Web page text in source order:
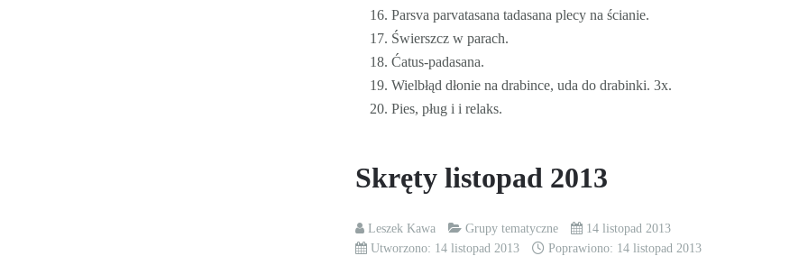
Parsva parvatasana tadasana plecy na ścianie.
Świerszcz w parach.
Ćatus-padasana.
Wielbłąd dłonie na drabince, uda do drabinki. 3x.
Pies, pług i i relaks.
Skręty listopad 2013
Leszek Kawa Grupy tematyczne
14 listopad 2013
Utworzono: 14 listopad 2013
Poprawiono: 14 listopad 2013